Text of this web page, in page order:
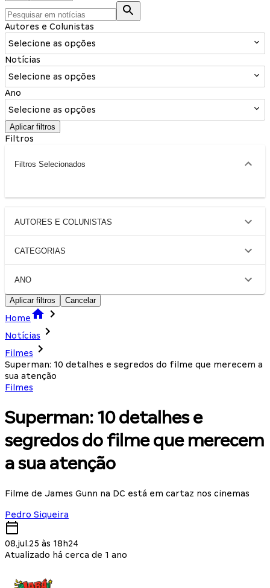
Autores e Colunistas
Selecione as opções
Notícias
Selecione as opções
Ano
Selecione as opções
Aplicar filtros
Filtros
Filtros Selecionados
AUTORES E COLUNISTAS
CATEGORIAS
ANO
Aplicar filtros Cancelar
Home
Notícias
Filmes
Superman: 10 detalhes e segredos do filme que merecem a
sua atenção
Filmes
Superman: 10 detalhes e
segredos do filme que merecem
a sua atenção
Filme de James Gunn na DC está em cartaz nos cinemas
Pedro Siqueira
08.jul.25 às 18h24
Atualizado há cerca de 1 ano